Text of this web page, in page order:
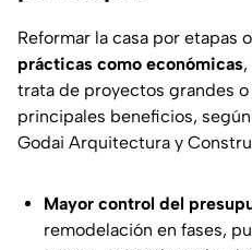
Reformar la casa por etapas
prácticas como económicas
trata de proyectos grandes
principales beneficios,
Godai Arquitectura y
Mayor control del
remodelación en fases,